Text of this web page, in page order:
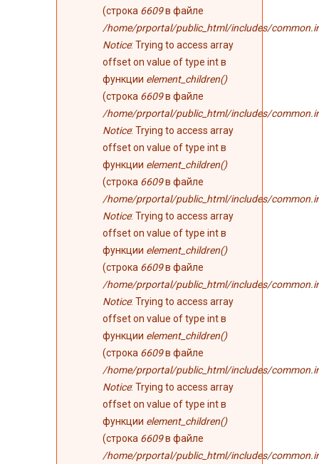
(строка 6609в файле
/home/prportal/public_html/includes/
Notice: Trying to access array
offset on value of type int в
функции element_children()
(строка 6609в файле
/home/prportal/public_html/includes/
Notice: Trying to access array
offset on value of type int в
функции element_children()
(строка 6609в файле
/home/prportal/public_html/includes/
Notice: Trying to access array
offset on value of type int в
функции element_children()
(строка 6609в файле
/home/prportal/public_html/includes/
Notice: Trying to access array
offset on value of type int в
функции element_children()
(строка 6609в файле
/home/prportal/public_html/includes/
Notice: Trying to access array
offset on value of type int в
функции element_children()
(строка 6609в файле
/home/prportal/public_html/includes/